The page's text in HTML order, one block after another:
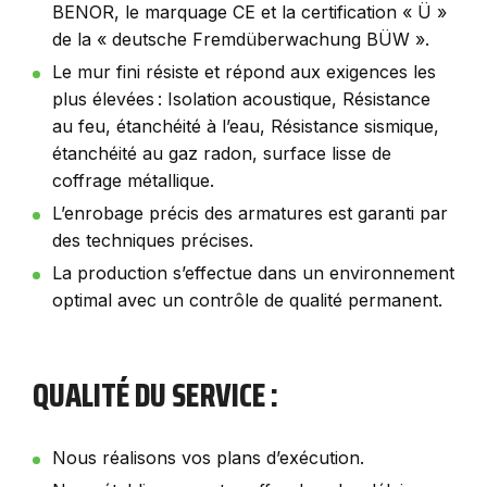
BENOR, le marquage CE et la certification « Ü »
de la « deutsche Fremdüberwachung BÜW ».
Le mur fini résiste et répond aux exigences les
plus élevées : Isolation acoustique, Résistance
au feu, étanchéité à l’eau, Résistance sismique,
étanchéité au gaz radon, surface lisse de
coffrage métallique.
L’enrobage précis des armatures est garanti par
des techniques précises.
La production s’effectue dans un environnement
optimal avec un contrôle de qualité permanent.
QUALITÉ DU SERVICE :
Nous réalisons vos plans d’exécution.